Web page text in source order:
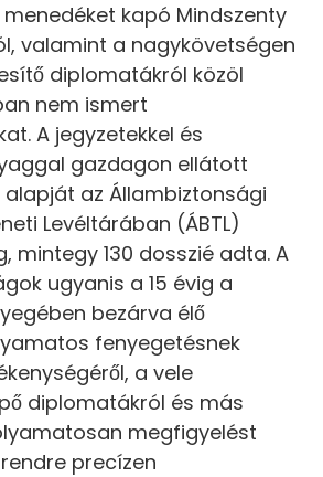
kapó Mindszenty
valamint a nagykövetségen
diplomatákról közöl
nem ismert
A jegyzetekkel és
gazdagon ellátott
az Állambiztonsági
Levéltárában (ÁBTL)
mintegy 130 dosszié adta. A
ugyanis a 15 évig a
bezárva élő
fenyegetésnek
a vele
diplomatákról és más
megfigyelést
precízen